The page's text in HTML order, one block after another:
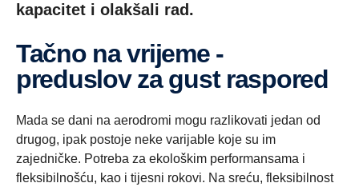
kapacitet i olakšali rad.
Tačno na vrijeme -
preduslov za gust raspored
Mada se dani na aerodromi mogu razlikovati jedan od
drugog, ipak postoje neke varijable koje su im
zajedničke. Potreba za ekološkim performansama i
fleksibilnošću, kao i tijesni rokovi. Na sreću, fleksibilnost